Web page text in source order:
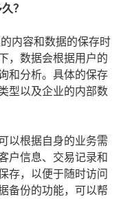
？
内容和数据的保存时
，数据会根据用户的
和分析。具体的保存
型以及企业的内部数
以根据自身的业务需
户信息、交易记录和
存，以便于随时访问
备份的功能，可以帮